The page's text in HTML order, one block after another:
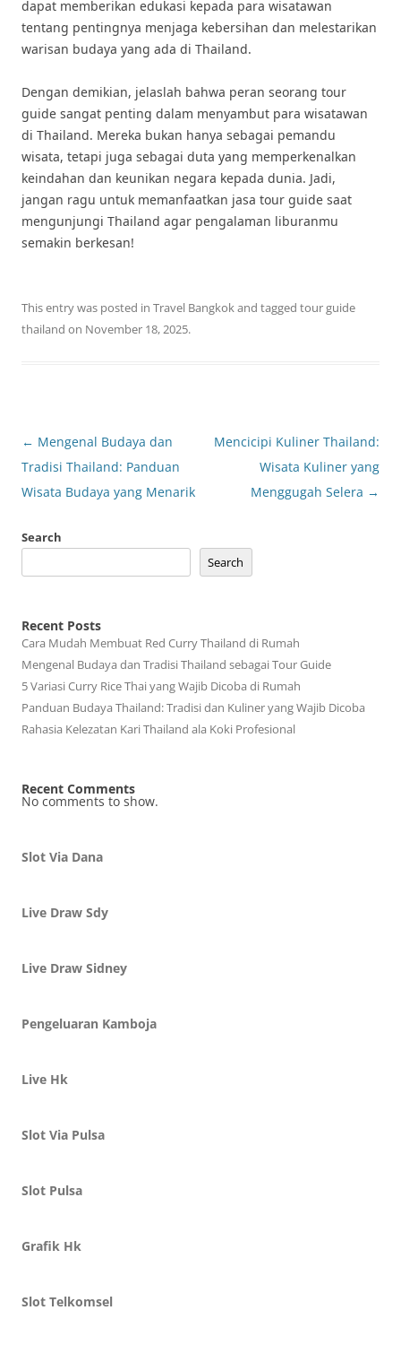
dapat memberikan edukasi kepada para wisatawan
tentang pentingnya menjaga kebersihan dan melestarikan
warisan budaya yang ada di Thailand.
Dengan demikian, jelaslah bahwa peran seorang tour
guide sangat penting dalam menyambut para wisatawan
di Thailand. Mereka bukan hanya sebagai pemandu
wisata, tetapi juga sebagai duta yang memperkenalkan
keindahan dan keunikan negara kepada dunia. Jadi,
jangan ragu untuk memanfaatkan jasa tour guide saat
mengunjungi Thailand agar pengalaman liburanmu
semakin berkesan!
This entry was posted in Travel Bangkokand tagged tour guide
thailand on November 18, 2025.
Post
navigation
← Mengenal Budaya dan
Tradisi Thailand: Panduan
Wisata Budaya yang Menarik
Mencicipi Kuliner Thailand:
Wisata Kuliner yang
Menggugah Selera →
Search
Search
Recent Posts
Cara Mudah Membuat Red Curry Thailand di Rumah
Mengenal Budaya dan Tradisi Thailand sebagai Tour Guide
5 Variasi Curry Rice Thai yang Wajib Dicoba di Rumah
Panduan Budaya Thailand: Tradisi dan Kuliner yang Wajib Dicoba
Rahasia Kelezatan Kari Thailand ala Koki Profesional
Recent Comments
No comments to show.
Slot Via Dana
Live Draw Sdy
Live Draw Sidney
Pengeluaran Kamboja
Live Hk
Slot Via Pulsa
Slot Pulsa
Grafik Hk
Slot Telkomsel